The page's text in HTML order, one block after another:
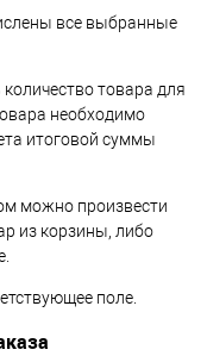
все выбранные
товара для
необходимо
итоговой суммы
можно произвести
из корзины, либо
поле.